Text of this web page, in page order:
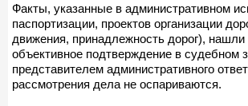
Факты, указанные в административном
паспортизации, проектов организации
движения, принадлежность дорог), нашли
объективное подтверждение в судебном
представителем административного
рассмотрения дела не оспариваются.